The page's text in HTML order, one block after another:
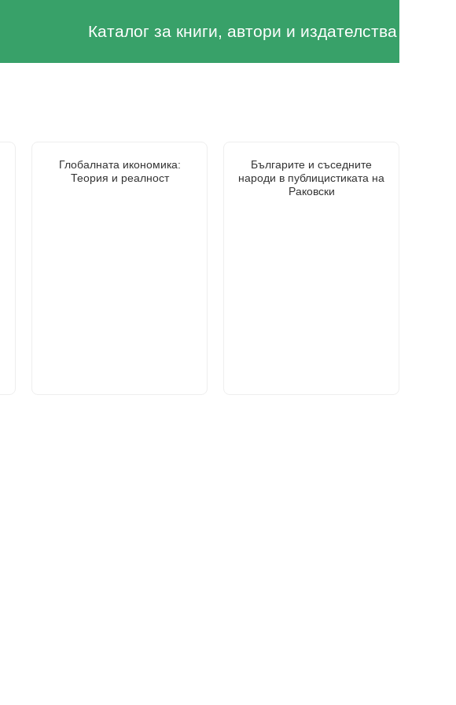
Каталог за книги, автори и издателства
Глобалната икономика:
Теория и реалност
Българите и съседните
народи в публицистиката на
Раковски